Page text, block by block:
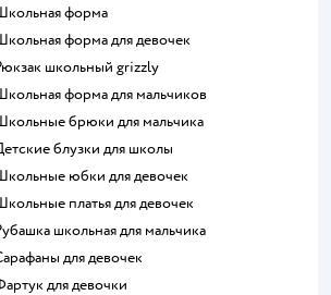
Школьная форма
Школьная форма для девочек
Рюкзак школьный grizzly
Школьная форма для мальчиков
Школьные брюки для мальчика
Детские блузки для школы
Школьные юбки для девочек
Школьные платья для девочек
Рубашка школьная для мальчика
Сарафаны для девочек
Фартук для девочки